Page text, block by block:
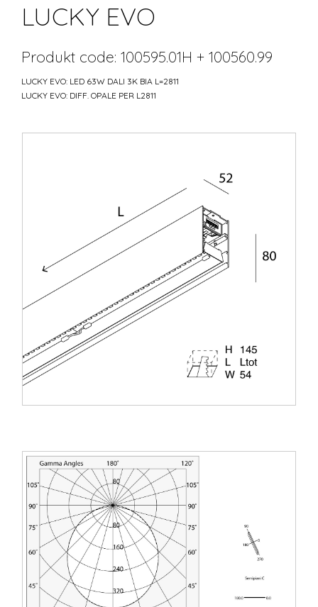
LUCKY EVO
Produkt code: 100595.01H + 100560.99
LUCKY EVO: LED 63W DALI 3K BIA L=2811
LUCKY EVO: DIFF. OPALE PER L2811